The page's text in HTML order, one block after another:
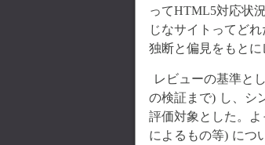
ってHTML5対応状
じなサイトってど
独断と偏見をもとに
レビューの基準と
の検証まで) し、シ
評価対象とした。
によるもの等) につ